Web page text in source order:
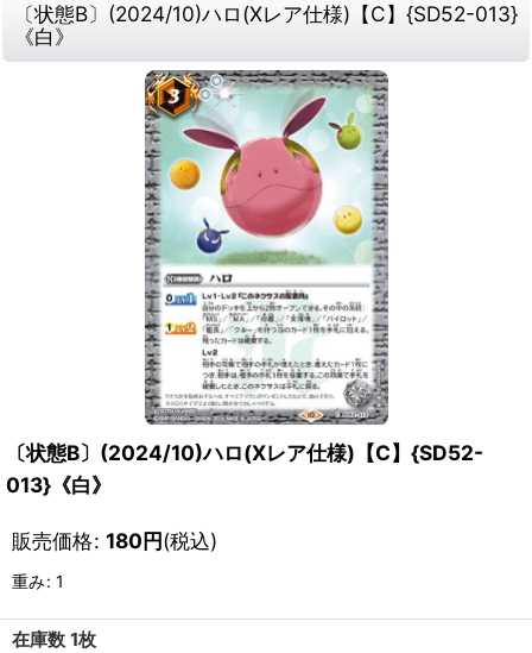
〔状態B〕(2024/10)ハロ(Xレア仕様)【C】{SD52-013}
《白》
〔状態B〕(2024/10)ハロ(Xレア仕様)【C】{SD52-
013}《白》
販売価格: 180円(税込)
重み: 1
在庫数 1枚